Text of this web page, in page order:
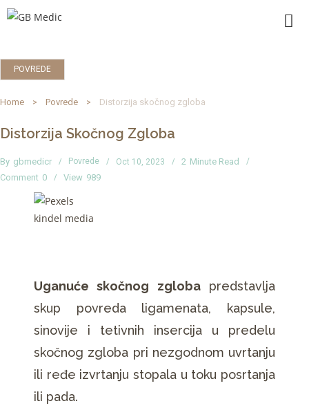
POVREDE
Home Povrede Distorzija skočnog zgloba
Distorzija Skočnog Zgloba
By gbmedicr Povrede Oct 10, 2023 2 Minute Read
0
Comment 989
View
Uganuće skočnog zglobapredstavlja
skup povreda ligamenata, kapsule,
sinovije i tetivnih insercija u predelu
skočnog zgloba pri nezgodnom uvrtanju
ili ređe izvrtanju stopala u toku posrtanja
ili pada.